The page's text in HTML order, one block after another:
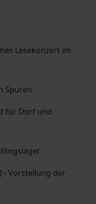
Lesekonzert im
Spuren
für Dorf und
- Vorstellung der